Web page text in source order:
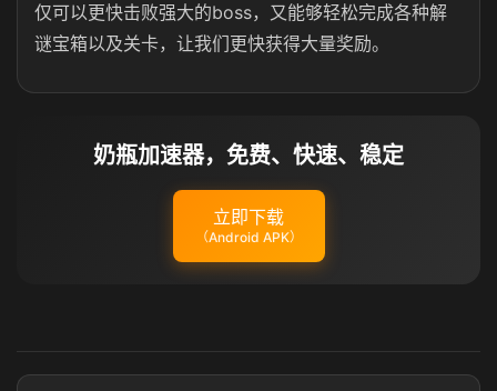
仅可以更快击败强大的boss，又能够轻松完成各种解
谜宝箱以及关卡，让我们更快获得大量奖励。
奶瓶加速器，免费、快速、稳定
立即下载
（Android APK）